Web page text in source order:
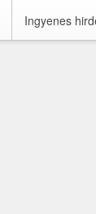
Ingyenes